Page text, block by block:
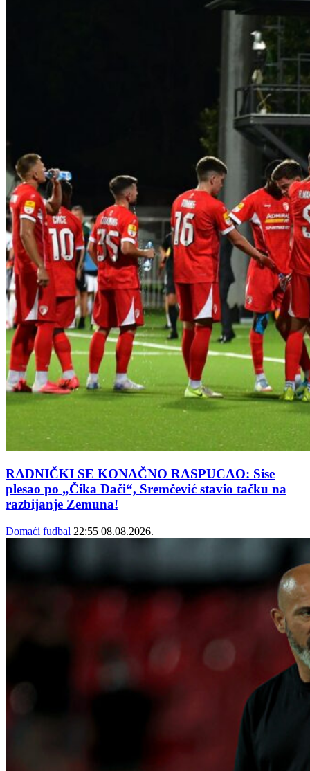
RADNIČKI SE KONAČNO RASPUCAO: Sise
plesao po „Čika Dači“, Sremčević stavio tačku na
razbijanje Zemuna!
Domaći fudbal 22:55 08.08.2026.